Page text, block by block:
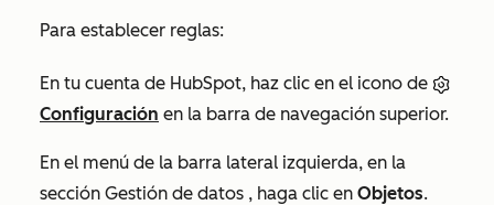
Para establecer reglas:
En tu cuenta de HubSpot, haz clic en el icono de
Configuración en la barra de navegación superior.
En el menú de la barra lateral izquierda, en la
sección Gestión de datos , haga clic en Objetos.